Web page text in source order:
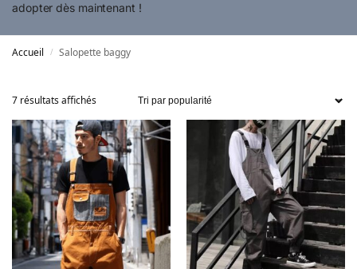
adopter dès maintenant !
Accueil / Salopette baggy
7 résultats affichés